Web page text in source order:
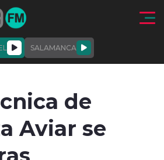
al contenido
SALAMANCA
DEPORTES
de
Aviar se